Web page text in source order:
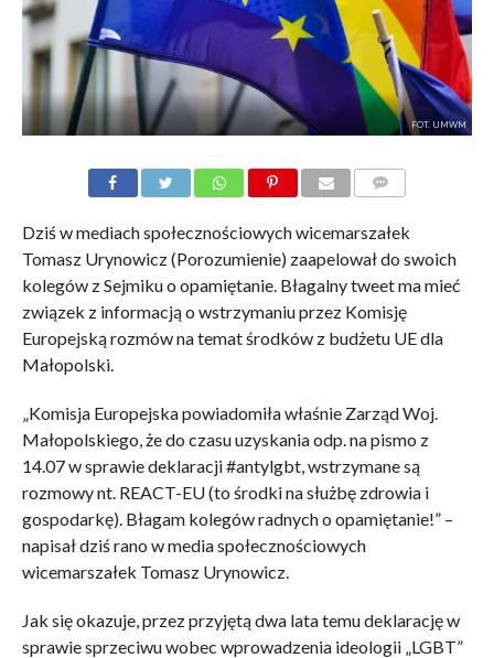
FOT. UMWM
Dziś w mediach społecznościowych wicemarszałek
Tomasz Urynowicz (Porozumienie) zaapelował do swoich
kolegów z Sejmiku o opamiętanie. Błagalny tweet ma mieć
związek z informacją o wstrzymaniu przez Komisję
Europejską rozmów na temat środków z budżetu UE dla
Małopolski.
„Komisja Europejska powiadomiła właśnie Zarząd Woj.
Małopolskiego, że do czasu uzyskania odp. na pismo z
14.07 w sprawie deklaracji #antylgbt, wstrzymane są
rozmowy nt. REACT-EU (to środki na służbę zdrowia i
gospodarkę). Błagam kolegów radnych o opamiętanie!” –
napisał dziś rano w media społecznościowych
wicemarszałek Tomasz Urynowicz.
Jak się okazuje, przez przyjętą dwa lata temu deklarację w
sprawie sprzeciwu wobec wprowadzenia ideologii „LGBT”